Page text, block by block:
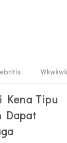
Wkwkwk
Kena Tipu
Dapat